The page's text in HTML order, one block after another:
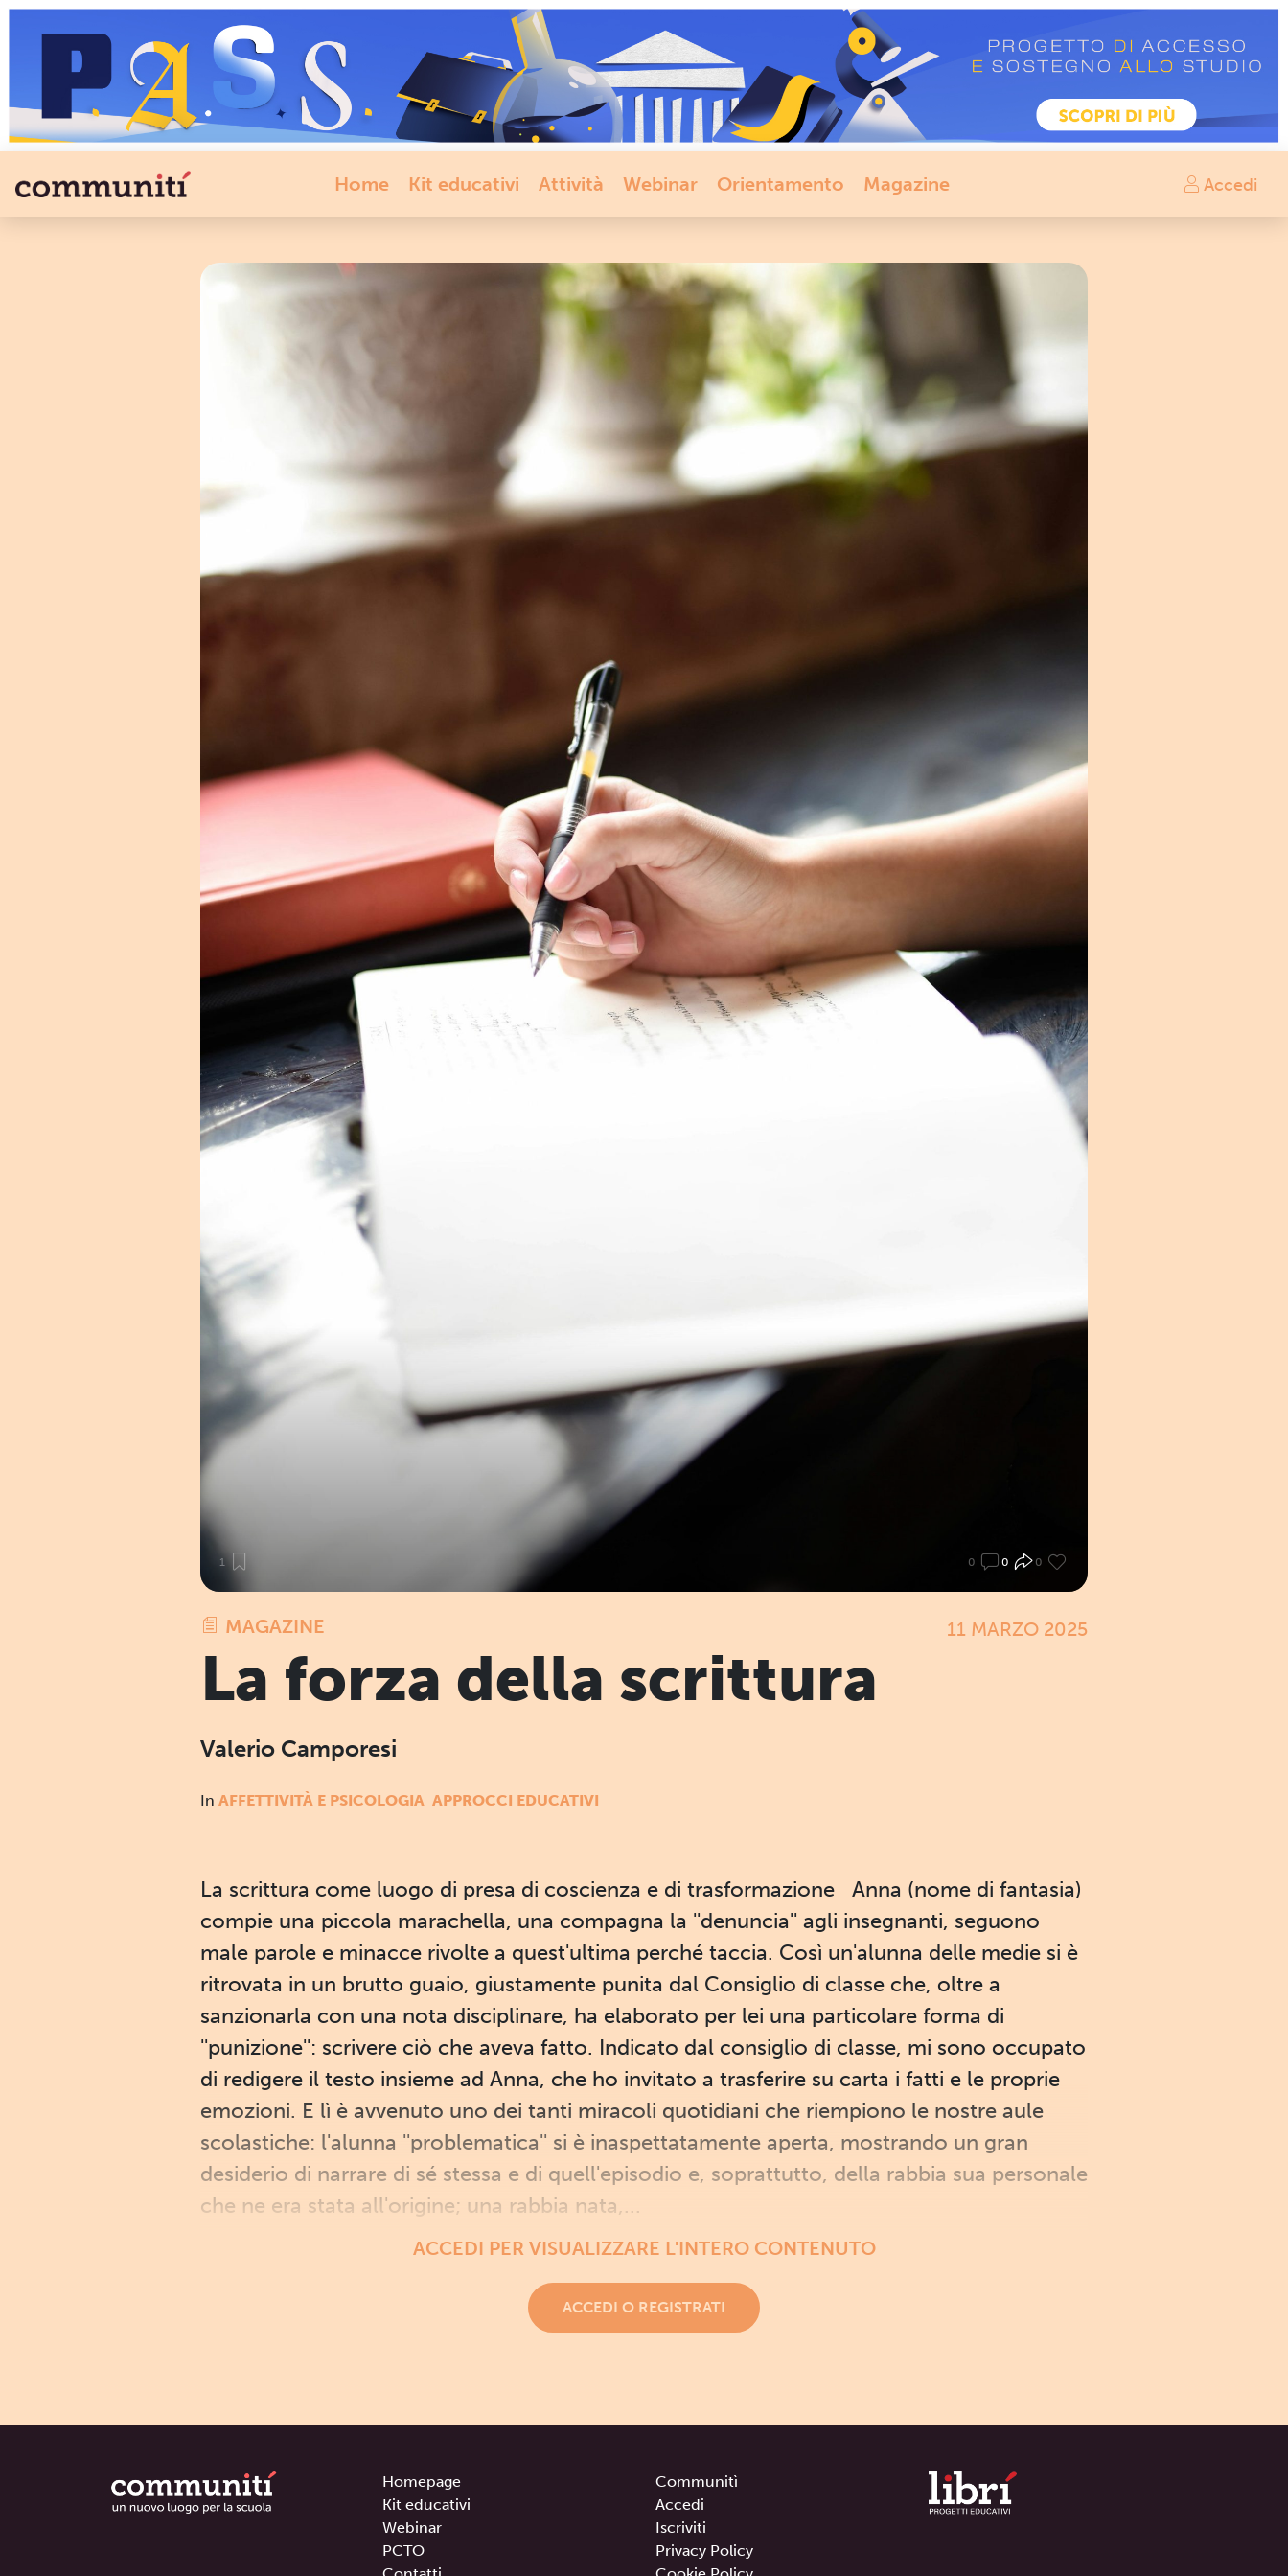
Home Kit educativi Attività Webinar Orientamento Magazine Accedi
1 0 0 0
MAGAZINE 11 MARZO 2025
La forza della scrittura
Valerio Camporesi
In AFFETTIVITÀ E PSICOLOGIA APPROCCI EDUCATIVI
La scrittura come luogo di presa di coscienza e di trasformazione Anna (nome di fantasia)
compie una piccola marachella, una compagna la ''denuncia'' agli insegnanti, seguono
male parole e minacce rivolte a quest'ultima perché taccia. Così un'alunna delle medie si è
ritrovata in un brutto guaio, giustamente punita dal Consiglio di classe che, oltre a
sanzionarla con una nota disciplinare, ha elaborato per lei una particolare forma di
''punizione'': scrivere ciò che aveva fatto. Indicato dal consiglio di classe, mi sono occupato
di redigere il testo insieme ad Anna, che ho invitato a trasferire su carta i fatti e le proprie
emozioni. E lì è avvenuto uno dei tanti miracoli quotidiani che riempiono le nostre aule
scolastiche: l'alunna ''problematica'' si è inaspettatamente aperta, mostrando un gran
desiderio di narrare di sé stessa e di quell'episodio e, soprattutto, della rabbia sua personale
che ne era stata all'origine; una rabbia nata,...
ACCEDI PER VISUALIZZARE L'INTERO CONTENUTO
ACCEDI O REGISTRATI
Homepage
Kit educativi
Webinar
PCTO
Communitì
Accedi
Iscriviti
Privacy Policy